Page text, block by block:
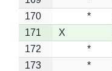
170
*
171
X
172
*
173
*